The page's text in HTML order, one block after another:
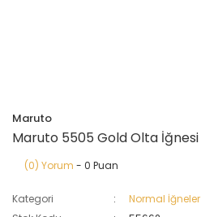
Maruto
Maruto 5505 Gold Olta İğnesi
(0) Yorum - 0 Puan
Kategori
Normal İğneler